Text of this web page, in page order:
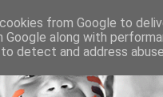
from Google to
Google along with
detect and address